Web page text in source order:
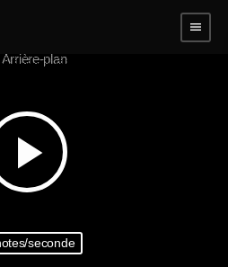
menu
play_arrow
seconde